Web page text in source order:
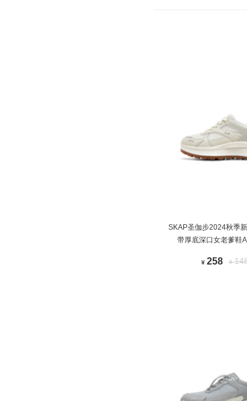
SKAP圣伽步2024秋季
带厚底深口女老爹鞋
¥ 258 ¥